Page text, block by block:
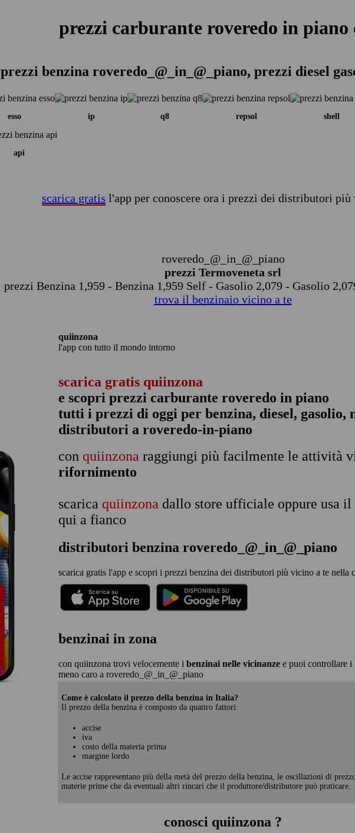
prezzi carburante roveredo in piano
prezzi benzina roveredo_@_in_@_piano, prezzi diesel
esso ip q8 repsol shell
api
scarica gratis l'app per conoscere ora i prezzi dei distributori più
roveredo_@_in_@_piano
prezzi Termoveneta srl
prezzi Benzina 1,959 - Benzina 1,959 Self - Gasolio 2,079 - Gasolio
trova il benzinaio vicino a te
quiinzona
l'app con tutto il mondo intorno
scarica gratis quiinzona
e scopri prezzi carburante roveredo in piano
tutti i prezzi di oggi per benzina, diesel, gasolio,
distributori a roveredo-in-piano
con quiinzona raggiungi più facilmente le attività
rifornimento
scarica quiinzona dallo store ufficiale oppure usa il
qui a fianco
distributori benzina roveredo_@_in_@_piano
scarica gratis l'app e scopri i prezzi benzina dei distributori più vicino a te nella
benzinai in zona
con quiinzona trovi velocemente i benzinai nelle vicinanze e puoi controllare i
meno caro a roveredo_@_in_@_piano
Come è calcolato il prezzo della benzina in Italia?
Il prezzo della benzina è composto da quattro fattori:
accise
iva
costo della materia prima
margine lordo
Le accise rappresentano più della metà del prezzo della benzina, le oscillazioni di
materie prime che da eventuali altri rincari che il produttore/distributore può praticare.
conosci quiinzona ?